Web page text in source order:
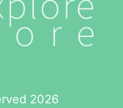
2026